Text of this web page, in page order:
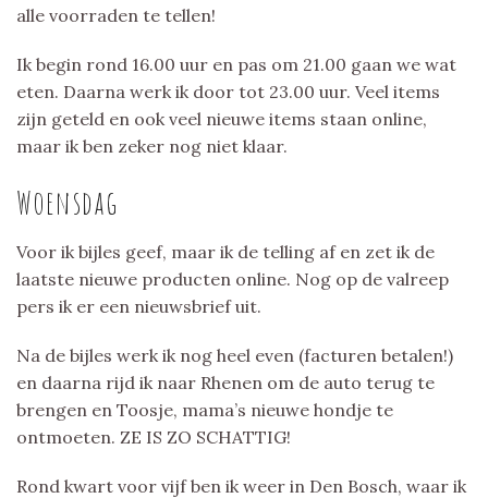
alle voorraden te tellen!
Ik begin rond 16.00 uur en pas om 21.00 gaan we wat
eten. Daarna werk ik door tot 23.00 uur. Veel items
zijn geteld en ook veel nieuwe items staan online,
maar ik ben zeker nog niet klaar.
Woensdag
Voor ik bijles geef, maar ik de telling af en zet ik de
laatste nieuwe producten online. Nog op de valreep
pers ik er een nieuwsbrief uit.
Na de bijles werk ik nog heel even (facturen betalen!)
en daarna rijd ik naar Rhenen om de auto terug te
brengen en Toosje, mama’s nieuwe hondje te
ontmoeten. ZE IS ZO SCHATTIG!
Rond kwart voor vijf ben ik weer in Den Bosch, waar ik